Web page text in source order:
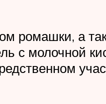
ромашки, а
с молочной